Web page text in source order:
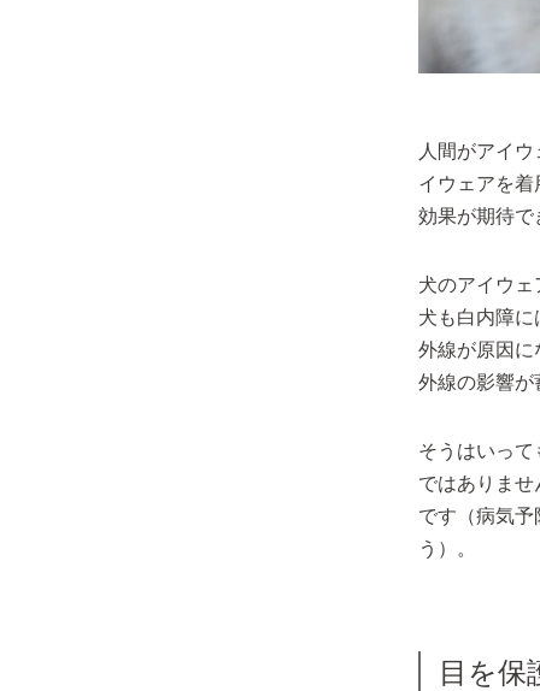
人間がアイ
イウェアを
効果が期待で
犬のアイウ
犬も白内障
外線が原因に
外線の影響が
そうはいっ
ではありま
です（病気
う）。
目を保